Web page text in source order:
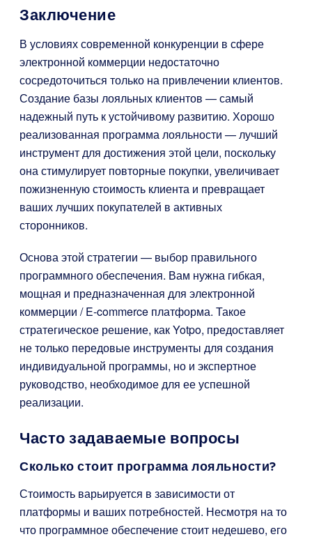
Заключение
В условиях современной конкуренции в сфере
электронной коммерции недостаточно
сосредоточиться только на привлечении клиентов.
Создание базы лояльных клиентов — самый
надежный путь к устойчивому развитию. Хорошо
реализованная программа лояльности — лучший
инструмент для достижения этой цели, поскольку
она стимулирует повторные покупки, увеличивает
пожизненную стоимость клиента и превращает
ваших лучших покупателей в активных
сторонников.
Основа этой стратегии — выбор правильного
программного обеспечения. Вам нужна гибкая,
мощная и предназначенная для электронной
коммерции / E-commerce платформа. Такое
стратегическое решение, как Yotpo, предоставляет
не только передовые инструменты для создания
индивидуальной программы, но и экспертное
руководство, необходимое для ее успешной
реализации.
Часто задаваемые вопросы
Сколько стоит программа лояльности?
Стоимость варьируется в зависимости от
платформы и ваших потребностей. Несмотря на то
что программное обеспечение стоит недешево, его